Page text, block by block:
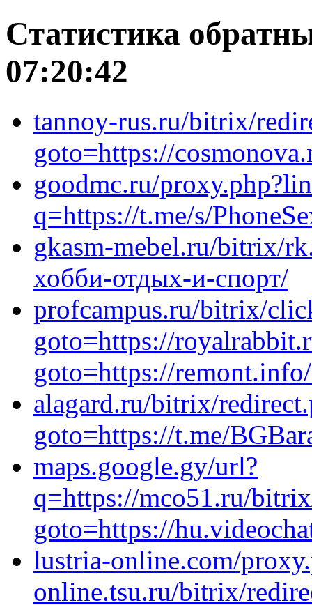
Статистика
07:20:42
tannoy-rus.ru/bitrix/
goto=https://
goodmc.ru/
q=https://t.me/s/
gkasm-mebel.ru/bitrix/
хобби-отдых-и-спорт/
profcampus.ru/bitrix/
goto=https://
goto=https://
alagard.ru/bitrix/
goto=https://t.me/
maps.google.gy/url?
q=https://mco51.ru/
goto=https://
lustria-online.com/
online.tsu.ru/bitrix/